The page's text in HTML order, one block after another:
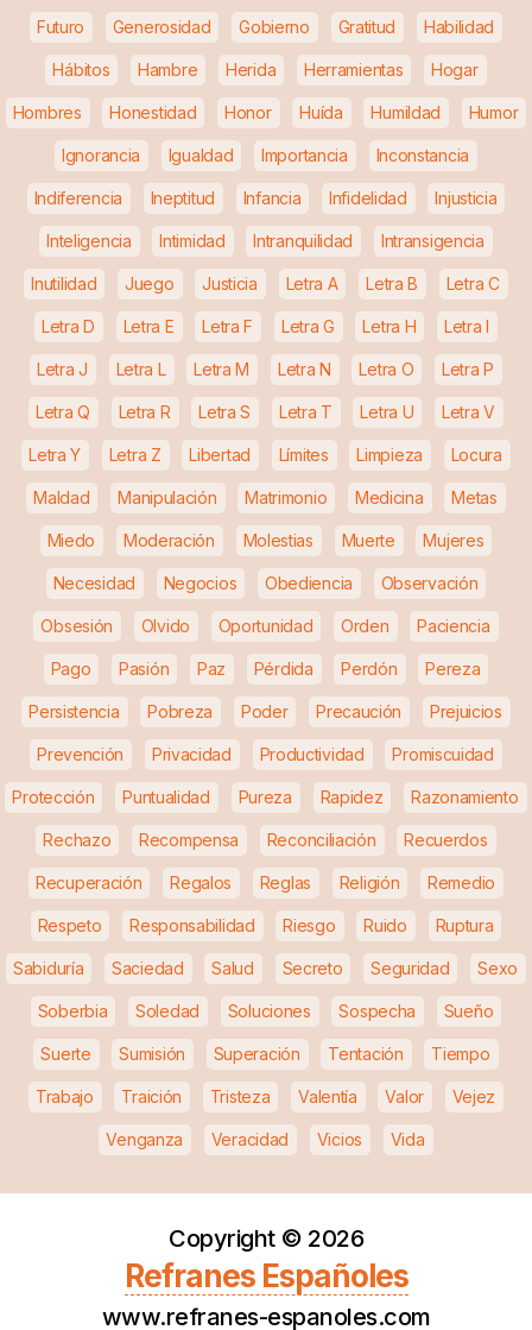
Futuro Generosidad Gobierno Gratitud Habilidad
Hábitos Hambre Herida Herramientas Hogar
Hombres Honestidad Honor Huída Humildad Humor
Ignorancia Igualdad Importancia Inconstancia
Indiferencia Ineptitud Infancia Infidelidad Injusticia
Inteligencia Intimidad Intranquilidad Intransigencia
Inutilidad Juego Justicia Letra A Letra B Letra C
Letra D Letra E Letra F Letra G Letra H Letra I
Letra J Letra L Letra M Letra N Letra O Letra P
Letra Q Letra R Letra S Letra T Letra U Letra V
Letra Y Letra Z Libertad Límites Limpieza Locura
Maldad Manipulación Matrimonio Medicina Metas
Miedo Moderación Molestias Muerte Mujeres
Necesidad Negocios Obediencia Observación
Obsesión Olvido Oportunidad Orden Paciencia
Pago Pasión Paz Pérdida Perdón Pereza
Persistencia Pobreza Poder Precaución Prejuicios
Prevención Privacidad Productividad Promiscuidad
Protección Puntualidad Pureza Rapidez Razonamiento
Rechazo Recompensa Reconciliación Recuerdos
Recuperación Regalos Reglas Religión Remedio
Respeto Responsabilidad Riesgo Ruido Ruptura
Sabiduría Saciedad Salud Secreto Seguridad Sexo
Soberbia Soledad Soluciones Sospecha Sueño
Suerte Sumisión Superación Tentación Tiempo
Trabajo Traición Tristeza Valentía Valor Vejez
Venganza Veracidad Vicios Vida
Copyright © 2026
Refranes Españoles
www.refranes-espanoles.com